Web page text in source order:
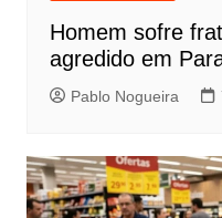
Homem sofre
agredido em
Pablo Nogueira